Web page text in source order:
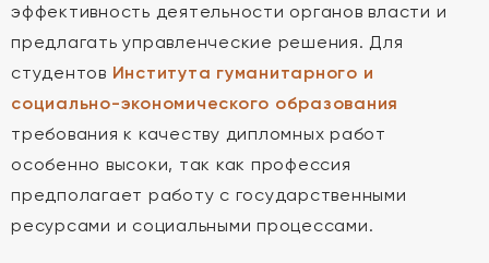
эффективность деятельности органов власти и
предлагать управленческие решения. Для
студентов Института гуманитарного и
социально-экономического образования
требования к качеству дипломных работ
особенно высоки, так как профессия
предполагает работу с государственными
ресурсами и социальными процессами.